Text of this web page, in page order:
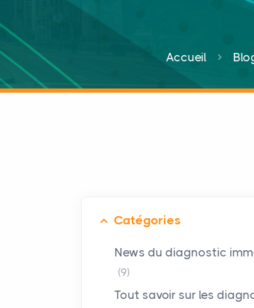
Accueil
Catégories
News du diagnostic
(9)
Tout savoir sur les